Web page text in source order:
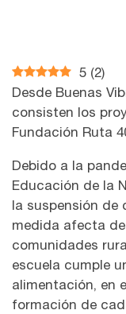
5 (2)
Desde Buenas
consisten los
Fundación Ruta
Debido a la
Educación de la
la suspensión de
medida afecta
comunidades
escuela cumple
alimentación, en
formación de